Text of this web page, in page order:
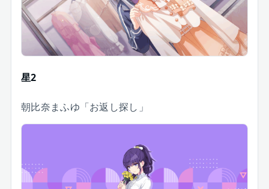
星2
朝比奈まふゆ「お返し探し」